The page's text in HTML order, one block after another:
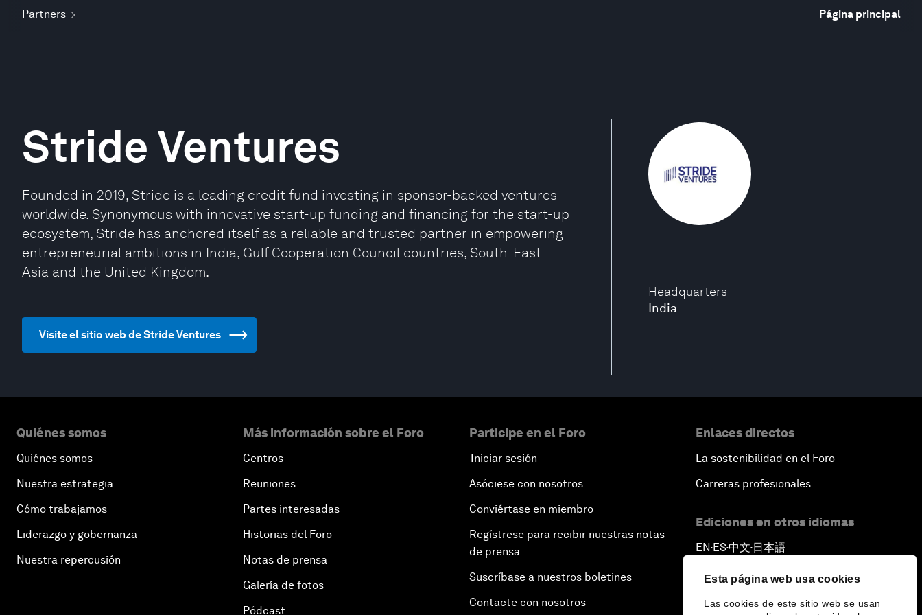
Esta página web usa cookies
Las cookies de este sitio web se usan
Partners Página principal
Headquarters
India
Stride Ventures
Founded in 2019, Stride is a leading credit fund investing in sponsor-backed ventures
worldwide. Synonymous with innovative start-up funding and financing for the start-up
ecosystem, Stride has anchored itself as a reliable and trusted partner in empowering
entrepreneurial ambitions in India, Gulf Cooperation Council countries, South-East
Asia and the United Kingdom.
Visite el sitio web de Stride Ventures
Quiénes somos
Quiénes somos
Nuestra estrategia
Cómo trabajamos
Liderazgo y gobernanza
Nuestra repercusión
Más información sobre el Foro
Centros
Reuniones
Partes interesadas
Historias del Foro
Notas de prensa
Galería de fotos
Pódcast
Participe en el Foro
Iniciar sesión
Asóciese con nosotros
Conviértase en miembro
Regístrese para recibir nuestras notas
de prensa
Suscríbase a nuestros boletines
Contacte con nosotros
Enlaces directos
La sostenibilidad en el Foro
Carreras profesionales
Ediciones en otros idiomas
EN ▪ES▪中文▪ 日本語